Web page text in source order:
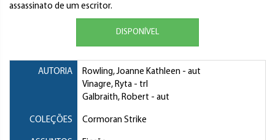
assassinato de um escritor.
DISPONÍVEL
AUTORIA Rowling, Joanne Kathleen - aut
Vinagre, Ryta - trl
Galbraith, Robert - aut
COLEÇÕES Cormoran Strike